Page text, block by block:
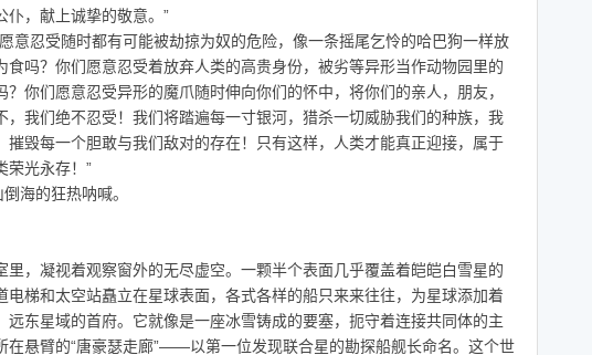
仆，献上诚挚的敬意。”
忍受随时都有可能被劫掠为奴的危险，像一条摇尾乞怜的哈巴狗一样放
食吗？你们愿意忍受着放弃人类的高贵身份，被劣等异形当作动物园里的
你们愿意忍受异形的魔爪随时伸向你们的怀中，将你们的亲人，朋友，
，我们绝不忍受！我们将踏遍每一寸银河，猎杀一切威胁我们的种族，我
摧毁每一个胆敢与我们敌对的存在！只有这样，人类才能真正迎接，属于
荣光永存！”
海的狂热呐喊。
，凝视着观察窗外的无尽虚空。一颗半个表面几乎覆盖着皑皑白雪星的
电梯和太空站矗立在星球表面，各式各样的船只来来往往，为星球添加着
远东星域的首府。它就像是一座冰雪铸成的要塞，扼守着连接共同体的主
在悬臂的“唐豪瑟走廊”——以第一位发现联合星的勘探船舰长命名。这个世